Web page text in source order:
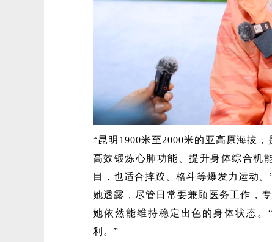
“昆明1900米至2000米的亚高原海拔
高效锻炼心肺功能、提升身体综合机
目，也适合摔跤、格斗等爆发力运动。
她透露，尽管日常要兼顾医务工作，
她依然能维持稳定出色的身体状态
利。”